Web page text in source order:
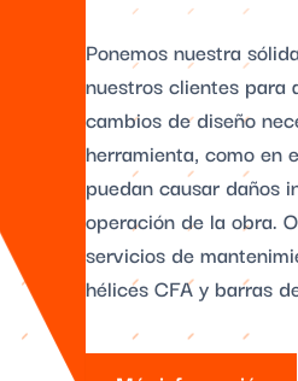
Ponemos nuestra
nuestros clientes para
cambios de diseño
herramienta, como en
puedan causar daños
operación de la obra.
servicios de
hélices CFA y barras